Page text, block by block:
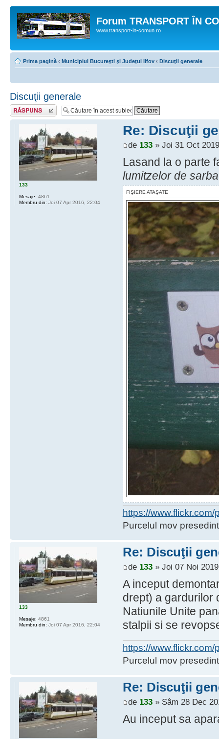
Forum TRANSPORT ÎN
www.transport-in-comun.ro
Prima pagină ‹ Municipiul Bucureşti şi Judeţul Ilfov ‹ Discuţii generale
Discuţii generale
Răspunde
Re: Discuţii
de 133» Joi 31 Oct
Lasand la o parte
lumitzelor de
FIŞIERE ATAŞATE
https://
Purcelul mov
133
Mesaje: 4861
Membru din: Joi 07 Apr 2016, 22:04
Re: Discuţii
de 133» Joi 07 Noi
A inceput
drept) a gardurilor
Natiunile Unite
stalpii si se
https://
Purcelul mov
133
Mesaje: 4861
Membru din: Joi 07 Apr 2016, 22:04
Re: Discuţii
de 133» Sâm 28 Dec
Au inceput sa